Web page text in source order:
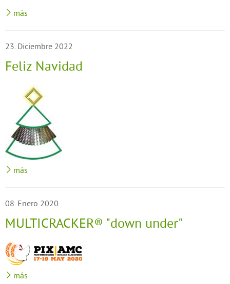
más
23. Diciembre 2022
Feliz Navidad
más
08. Enero 2020
MULTICRACKER® "down under"
más